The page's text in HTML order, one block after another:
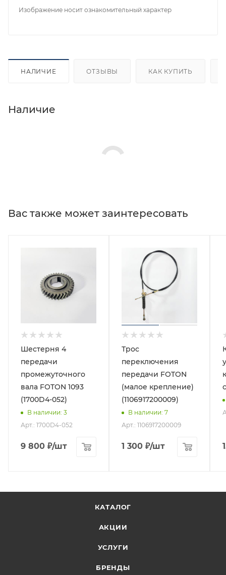
Изображение носит ознакомительный характер
НАЛИЧИЕ ОТЗЫВЫ КАК КУПИТЬ
Наличие
Вас также может заинтересовать
Шестерня 4
передачи
промежуточного
вала FOTON 1093
(1700D4-052)
В наличии: 3
Арт.: 1700D4-052
9 800 ₽/шт
Трос
переключения
передачи FOTON
(малое крепление)
(1106917200009)
В наличии: 7
Арт.: 1106917200009
1 300 ₽/шт
КАТАЛОГ
АКЦИИ
УСЛУГИ
БРЕНДЫ